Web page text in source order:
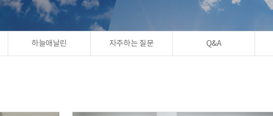
하늘애날린 자주하는 질문 Q&A